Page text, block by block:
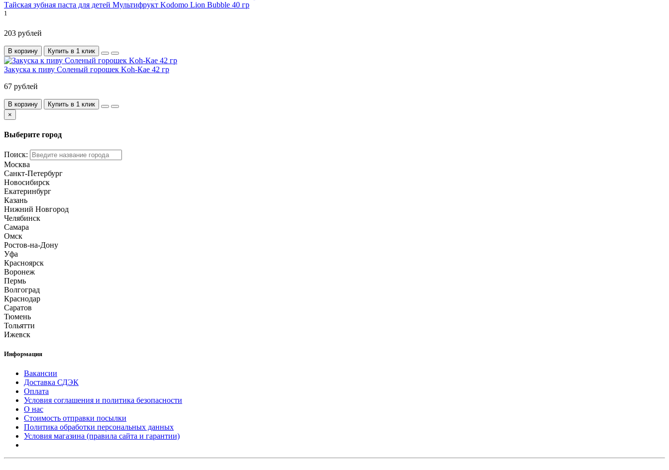
Тайская зубная паста для детей Мультифрукт Kodomo Lion Bubble 40 гр
1
203 рублей
В корзину Купить в 1 клик
Закуска к пиву Соленый горошек Koh-Кае 42 гр
67 рублей
В корзину
Купить в 1 клик
×
Выберите город
Поиск:
Москва
Санкт-Петербург
Новосибирск
Екатеринбург
Казань
Нижний Новгород
Челябинск
Самара
Омск
Ростов-на-Дону
Уфа
Красноярск
Воронеж
Пермь
Волгоград
Краснодар
Саратов
Тюмень
Тольятти
Ижевск
Информация
Вакансии
Доставка СДЭК
Оплата
Условия соглашения и политика безопасности
О нас
Стоимость отправки посылки
Политика обработки персональных данных
Условия магазина (правила сайта и гарантии)